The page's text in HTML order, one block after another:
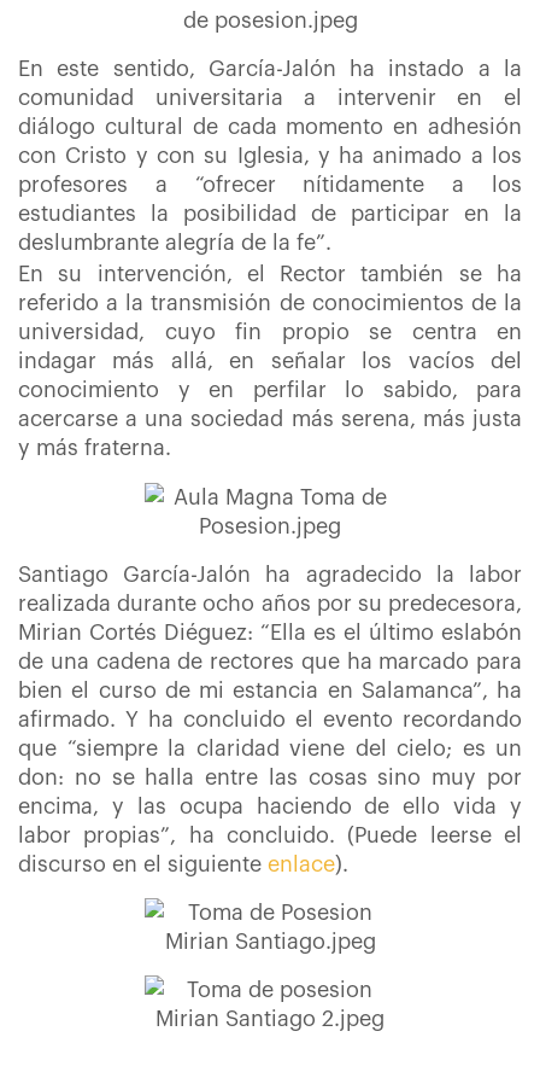
En este sentido, García-Jalón ha instado a la
comunidad universitaria a intervenir en el
diálogo cultural de cada momento en adhesión
con Cristo y con su Iglesia, y ha animado a los
profesores a “ofrecer nítidamente a los
estudiantes la posibilidad de participar en la
deslumbrante alegría de la fe”.
En su intervención, el Rector también se ha
referido a la transmisión de conocimientos de la
universidad, cuyo fin propio se centra en
indagar más allá, en señalar los vacíos del
conocimiento y en perfilar lo sabido, para
acercarse a una sociedad más serena, más justa
y más fraterna.
Santiago García-Jalón ha agradecido la labor
realizada durante ocho años por su predecesora,
Mirian Cortés Diéguez: “Ella es el último eslabón
de una cadena de rectores que ha marcado para
bien el curso de mi estancia en Salamanca”, ha
afirmado. Y ha concluido el evento recordando
que “siempre la claridad viene del cielo; es un
don: no se halla entre las cosas sino muy por
encima, y las ocupa haciendo de ello vida y
labor propias”, ha concluido. (Puede leerse el
discurso en el siguiente enlace).